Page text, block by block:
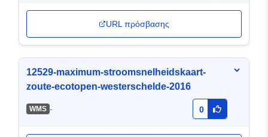
URL πρόσβασης
12529-maximum-stroomsnelheidskaart-
zoute-ecotopen-westerschelde-2016
WMS - 0